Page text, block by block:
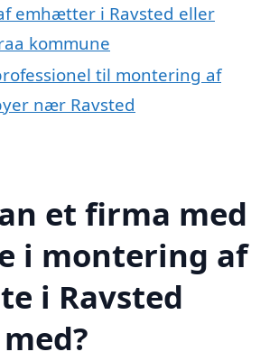
emhætter i Ravsted eller
kommune
til montering af
nær Ravsted
et firma med
i montering af
i Ravsted